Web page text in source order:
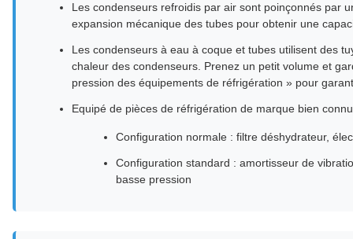
Les condenseurs refroidis par air sont poinçonnés par
expansion mécanique des tubes pour obtenir une
Les condenseurs à eau à coque et tubes utilisent des
chaleur des condenseurs. Prenez un petit volume et
pression des équipements de réfrigération » pour
Equipé de pièces de réfrigération de marque bien
Configuration normale : filtre déshydrateur,
Configuration standard : amortisseur de
basse pression